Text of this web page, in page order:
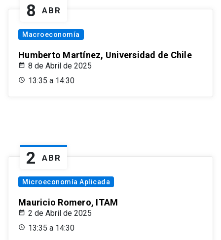
8 ABR
Macroeconomía
Humberto Martínez, Universidad de Chile
8 de Abril de 2025
13:35 a 14:30
2 ABR
Microeconomía Aplicada
Mauricio Romero, ITAM
2 de Abril de 2025
13:35 a 14:30